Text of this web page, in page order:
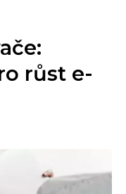
růst e-